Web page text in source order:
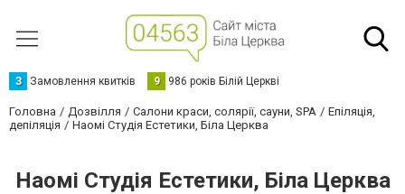
З Замовлення квитків 9 986 років Білій Церкві
Головна Дозвілля Салони краси, солярії, сауни, SPA
Епіляція,
депіляція
Наомі Студія Естетики, Біла Церква
Наомі Студія Естетики, Біла Церква